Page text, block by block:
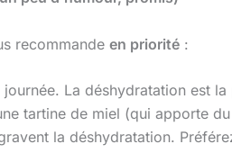
recommande en priorité :
La déshydratation est
tartine de miel (qui apporte
la déshydratation.